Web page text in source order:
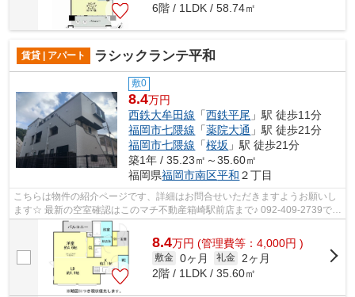
6階 / 1LDK / 58.74㎡
賃貸 | アパート ラシックランテ平和
敷0
8.4万円
西鉄大牟田線 「西鉄平尾 」駅 徒歩11分
福岡市七隈線 「薬院大通 」駅 徒歩21分
福岡市七隈線 「桜坂 」駅 徒歩21分
築1年 / 35.23㎡～35.60㎡
福岡県福岡市南区平和 ２丁目
こちらは物件の紹介ページです、詳細はお問合せいただきますようお願いし
ます☆ 最新の空室確認はこのマチ不動産箱崎駅前店まで♪ 092-409-2739で
す！迅速に対応致します！！！！！♪
8.4万円 (管理費等：4,000円 )
敷金 0ヶ月 礼金
2ヶ月
2階 / 1LDK / 35.60㎡